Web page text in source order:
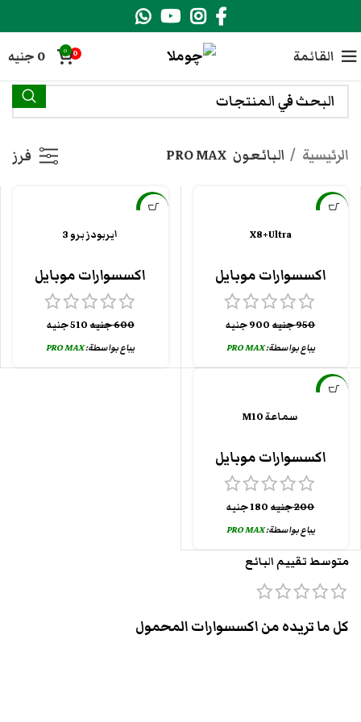
القائمة 0
0
0 جنيه
الرئيسية البائعون PRO MAX فرز
-5%
X8+Ultra
اكسسوارات موبايل
950جنيه 900جنيه
يباع بواسطة:PRO MAX
-15%
ايربودز برو 3
اكسسوارات موبايل
600جنيه510جنيه
يباع بواسطة:PRO MAX
-10%
سماعة M10
اكسسوارات موبايل
200جنيه 180جنيه
يباع بواسطة:PRO MAX
متوسط تقييم البائع
كل ما تريده من اكسسوارات المحمول